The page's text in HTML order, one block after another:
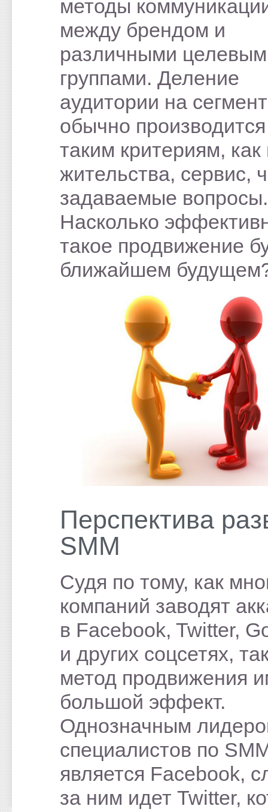
методы
между брендом и
различными
группами. Деление
аудитории на
обычно
таким критериям, как
жительства, сервис,
задаваемые вопросы.
Насколько
такое продвижение
ближайшем
Перспектива
SMM
Судя по тому, как
компаний заводят
в Facebook, Twitter,
и других соцсетях,
метод продвижения
большой эффект.
Однозначным
специалистов по
является Facebook,
за ним идет Twitter,